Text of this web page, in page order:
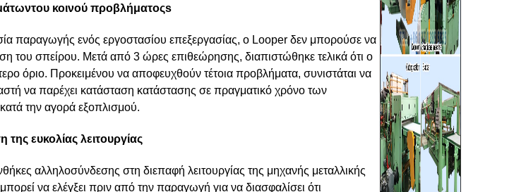
του κοινού προβλήματοςs
παραγωγής ενός εργοστασίου επεξεργασίας, ο Looper δεν μπορούσε να
του σπείρου. Μετά από 3 ώρες επιθεώρησης, διαπιστώθηκε τελικά ότι ο
όριο. Προκειμένου να αποφευχθούν τέτοια προβλήματα, συνιστάται να
να παρέχει κατάσταση κατάστασης σε πραγματικό χρόνο των
την αγορά εξοπλισμού.
της ευκολίας λειτουργίας
αλληλοσύνδεσης στη διεπαφή λειτουργίας της μηχανής μεταλλικής
να ελέγξει πριν από την παραγωγή για να διασφαλίσει ότι